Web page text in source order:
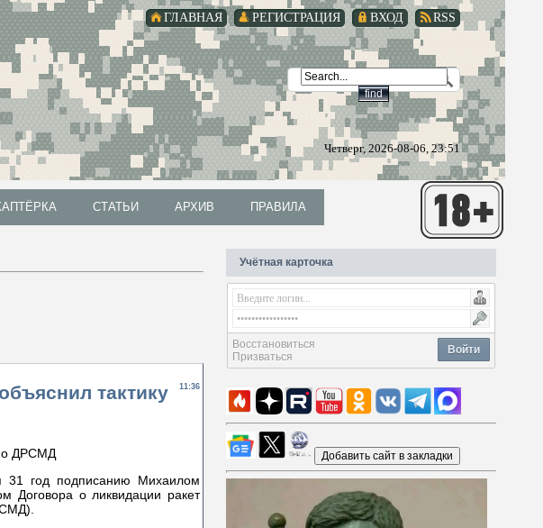
RSS
ВХОД
РЕГИСТРАЦИЯ
ГЛАВНАЯ
Четверг, 2026-08-06, 23:51
СТАТЬИ АРХИВ ПРАВИЛА
11:36
тактику
31 год подписанию Михаилом
Договора о ликвидации ракет
Учётная карточка
Войти
Восстановиться
Призваться